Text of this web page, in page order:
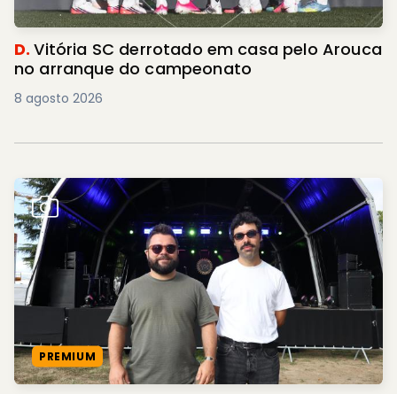
D.Vitória SC derrotado em casa pelo Arouca
no arranque do campeonato
8 agosto 2026
PREMIUM